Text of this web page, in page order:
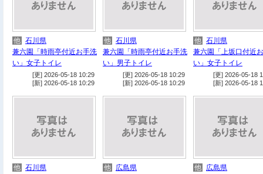
他 石川県
兼六園「時雨亭付近お手洗
い」女子トイレ
[更] 2026-05-18 10:29
[新] 2026-05-18 10:29
他 石川県
兼六園「時雨亭付近お手洗
い」男子トイレ
[更] 2026-05-18 10:29
[新] 2026-05-18 10:29
他 石川県
兼六園「上坂口付近
い」女子トイレ
[更] 2026-05-18
[新] 2026-05-18
他 石川県
他
広島県
他
広島県